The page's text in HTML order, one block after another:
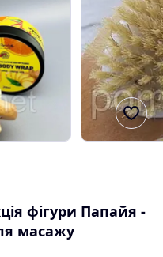
фігури Папайя -
масажу